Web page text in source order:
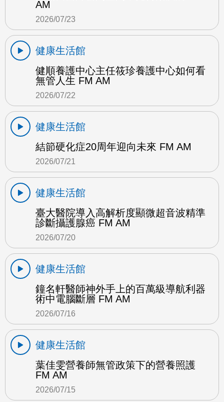
AM
2026/07/23
健康生活館
健順養護中心主任筱珍養護中心如何看
無管人生 FM AM
2026/07/22
健康生活館
結節硬化症20周年迎向未來 FM AM
2026/07/21
健康生活館
臺大醫院導入高解析度顯微超音波精準
診斷攝護腺癌 FM AM
2026/07/20
健康生活館
鐘名軒醫師神外手上的百萬級導航利器
術中電腦斷層 FM AM
2026/07/16
健康生活館
葉佳雯營養師無管政策下的營養照護
FM AM
2026/07/15